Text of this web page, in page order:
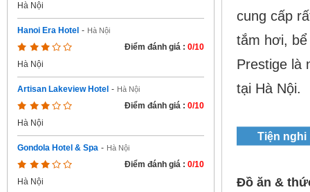
Hà Nội
Hanoi Era Hotel - Hà Nội
Điểm đánh giá : 0/10
Hà Nội
Artisan Lakeview Hotel - Hà Nội
Điểm đánh giá : 0/10
Hà Nội
Gondola Hotel & Spa - Hà Nội
Điểm đánh giá : 0/10
Hà Nội
cung cấp
tắm hơi,
Prestige là
tại Hà Nội.
Tiện nghi
Đồ ăn &